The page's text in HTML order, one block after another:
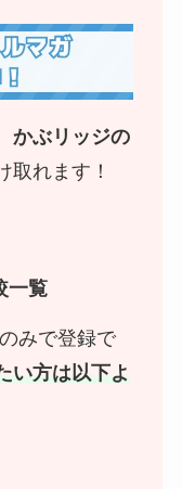
かぶリッジの
取れます！
一覧
みで登録で
い方は以下よ